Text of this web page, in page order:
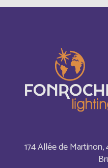
174 Allée de
Christmas Island